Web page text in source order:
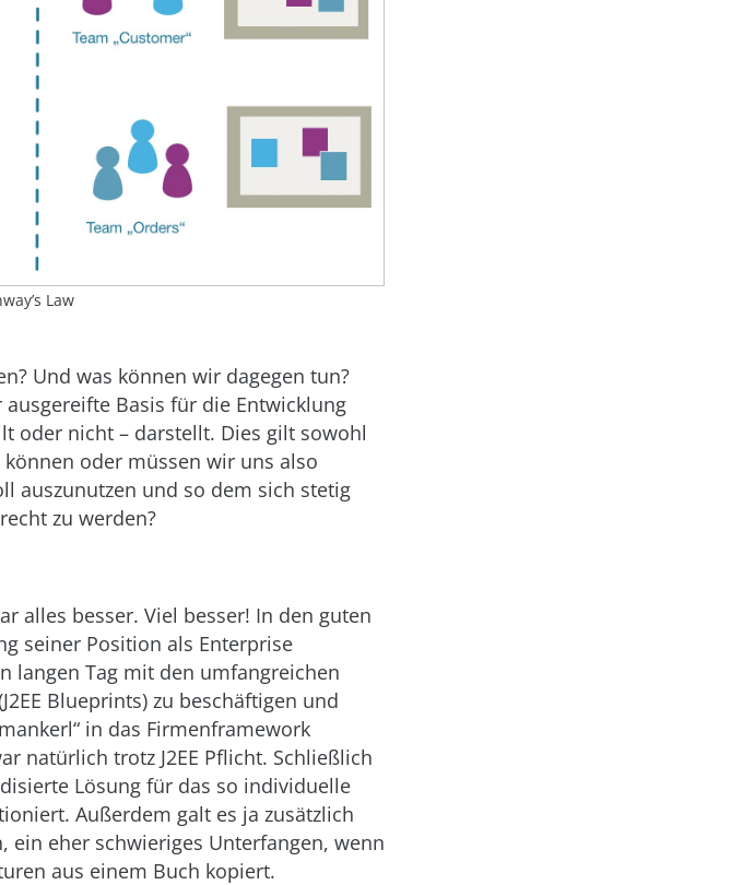
Law
Und was können wir dagegen tun?
ausgereifte Basis für die Entwicklung
oder nicht – darstellt. Dies gilt sowohl
oder müssen wir uns also
auszunutzen und so dem sich stetig
zu werden?
alles besser. Viel besser! In den guten
seiner Position als Enterprise
langen Tag mit den umfangreichen
Blueprints) zu beschäftigen und
in das Firmenframework
natürlich trotz J2EE Pflicht. Schließlich
Lösung für das so individuelle
Außerdem galt es ja zusätzlich
ein eher schwieriges Unterfangen, wenn
aus einem Buch kopiert.